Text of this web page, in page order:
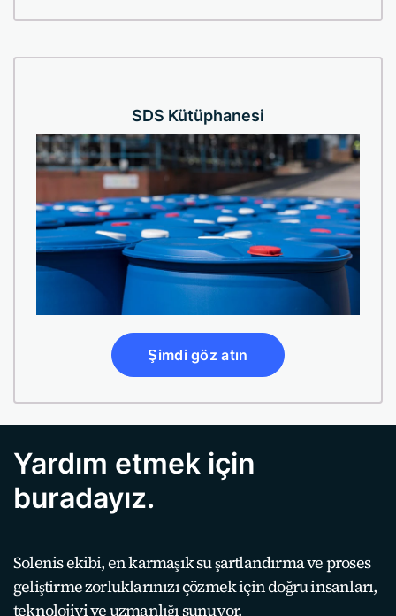
SDS Kütüphanesi
Şimdi göz atın
Yardım etmek için
buradayız.
Solenis ekibi, en karmaşık su şartlandırma ve proses
geliştirme zorluklarınızı çözmek için doğru insanları,
teknolojiyi ve uzmanlığı sunuyor.